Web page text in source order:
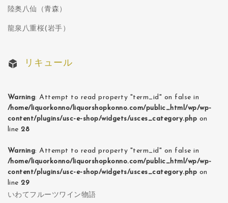
陸奥八仙（青森）
龍泉八重桜(岩手）
リキュール
Warning: Attempt to read property "term_id" on false in
/home/liquorkonno/liquorshopkonno.com/public_html/wp/wp-
content/plugins/usc-e-shop/widgets/usces_category.php on
line28
Warning: Attempt to read property "term_id" on false in
/home/liquorkonno/liquorshopkonno.com/public_html/wp/wp-
content/plugins/usc-e-shop/widgets/usces_category.php on
line29
いわてフルーツワイン物語